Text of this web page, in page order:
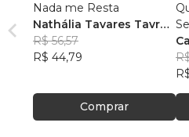
Nada me Resta
Nathália Tavares Tavres
da SIlva Xavier
R$ 56,57
R$ 44,79
Comprar